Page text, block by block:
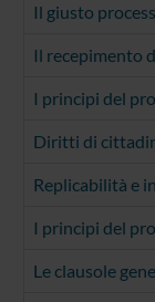
Il giusto
Il recepimento
I principi del
Diritti di
Replicabilità e
I principi del
Le clausole